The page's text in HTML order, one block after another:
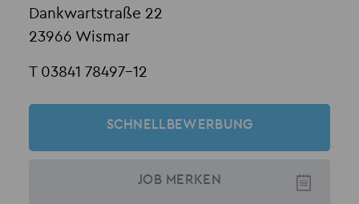
Dankwartstraße 22
23966 Wismar
T 03841 78497-12
SCHNELLBEWERBUNG
JOB MERKEN